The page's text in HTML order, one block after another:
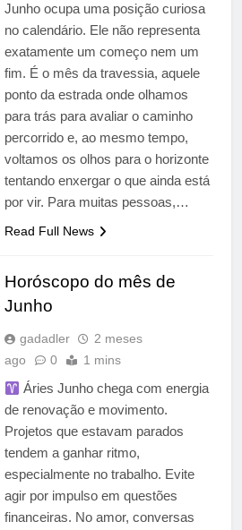
Junho ocupa uma posição curiosa
no calendário. Ele não representa
exatamente um começo nem um
fim. É o mês da travessia, aquele
ponto da estrada onde olhamos
para trás para avaliar o caminho
percorrido e, ao mesmo tempo,
voltamos os olhos para o horizonte
tentando enxergar o que ainda está
por vir. Para muitas pessoas,…
Read Full News
Horóscopo do mês de
Junho
gadadler
2 meses
ago
0 1 mins
Áries Junho chega com energia
de renovação e movimento.
Projetos que estavam parados
tendem a ganhar ritmo,
especialmente no trabalho. Evite
agir por impulso em questões
financeiras. No amor, conversas